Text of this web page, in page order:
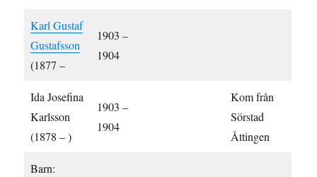
Karl Gustaf
Gustafsson
(1877 –
1903 –
1904
Ida Josefina
Karlsson
(1878 – )
1903 –
1904
Kom från
Sörstad
Åttingen
Barn: